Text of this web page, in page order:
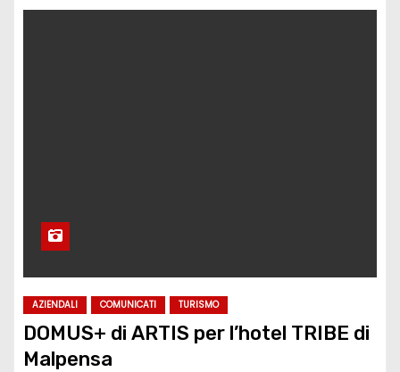
AZIENDALI COMUNICATI TURISMO
DOMUS+ di ARTIS per l’hotel TRIBE di
Malpensa